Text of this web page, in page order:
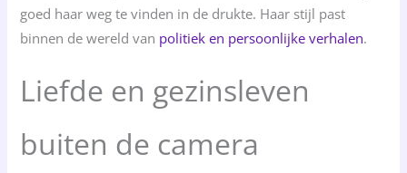
goed haar weg te vinden in de drukte. Haar stijl past
binnen de wereld van politiek en persoonlijke verhalen.
Liefde en gezinsleven
buiten de camera